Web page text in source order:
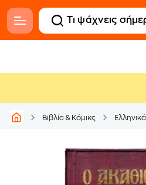
Βιβλία & Κόμικς Ελληνικά